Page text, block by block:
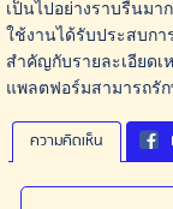
เป็นไปอย่างราบรื่นมา
ใช้งานได้รับประสบก
สำคัญกับรายละเอียดเ
แพลตฟอร์มสามารถรั
ความคิดเห็น